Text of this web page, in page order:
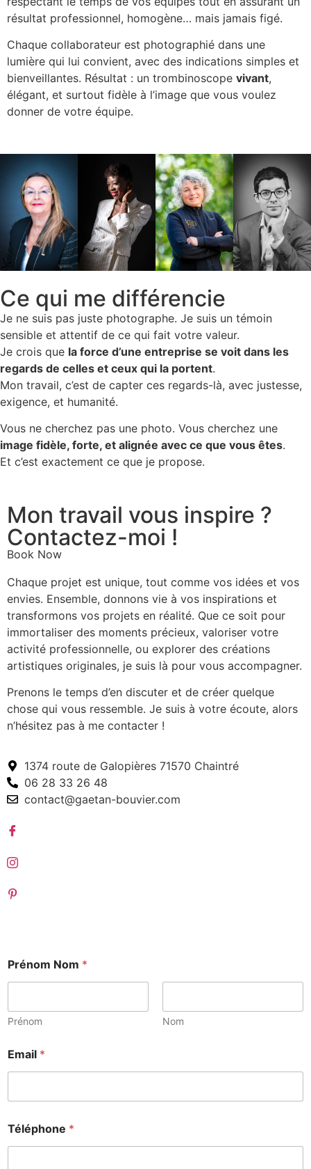
résultat professionnel, homogène… mais jamais figé.
Chaque collaborateur est photographié dans une
lumière qui lui convient, avec des indications simples et
bienveillantes. Résultat : un trombinoscope vivant,
élégant, et surtout fidèle à l’image que vous voulez
donner de votre équipe.
Ce qui me différencie
Je ne suis pas juste photographe. Je suis un témoin
sensible et attentif de ce qui fait votre valeur.
Je crois que la force d’une entreprise se voit dans les
regards de celles et ceux qui la portent.
Mon travail, c’est de capter ces regards-là, avec justesse,
exigence, et humanité.
Vous ne cherchez pas une photo. Vous cherchez une
image fidèle, forte, et alignée avec ce que vous êtes.
Et c’est exactement ce que je propose.
Mon travail vous inspire ?
Contactez-moi !
Book Now
Chaque projet est unique, tout comme vos idées et vos
envies. Ensemble, donnons vie à vos inspirations et
transformons vos projets en réalité. Que ce soit pour
immortaliser des moments précieux, valoriser votre
activité professionnelle, ou explorer des créations
artistiques originales, je suis là pour vous accompagner.
Prenons le temps d’en discuter et de créer quelque
chose qui vous ressemble. Je suis à votre écoute, alors
n’hésitez pas à me contacter !
1374 route de Galopières 71570 Chaintré
06 28 33 26 48
contact@gaetan-bouvier.com
Prénom Nom *
Prénom Nom
p
a
l
r
m
e
Email *
Téléphone *